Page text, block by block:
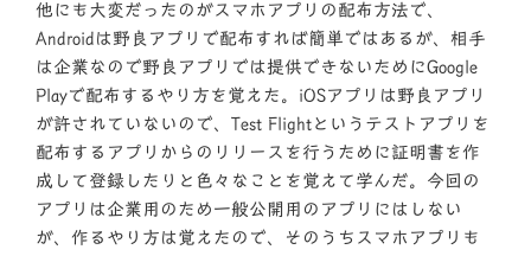
他にも大変だったのがスマホアプリの配布方法で、
Androidは野良アプリで配布すれば簡単ではあるが、相手
は企業なので野良アプリでは提供できないためにGoogle
Playで配布するやり方を覚えた。iOSアプリは野良アプリ
が許されていないので、Test Flightというテストアプリを
配布するアプリからのリリースを行うために証明書を作
成して登録したりと色々なことを覚えて学んだ。今回の
アプリは企業用のため一般公開用のアプリにはしない
が、作るやり方は覚えたので、そのうちスマホアプリも